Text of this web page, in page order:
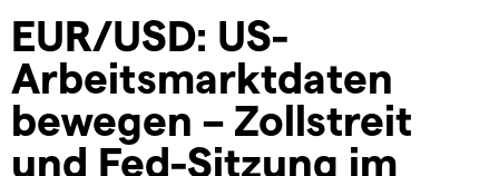
EUR/USD: US-
Arbeitsmarktdaten
bewegen – Zollstreit
und Fed-Sitzung im